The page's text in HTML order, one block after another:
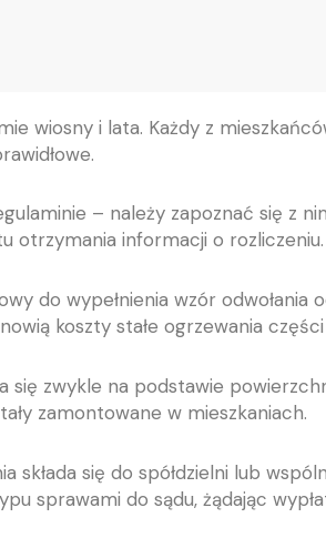
wiosny i lata. Każdy z
– należy zapoznać się z
otrzymania informacji o rozliczeniu.
do wypełnienia wzór odwołania
koszty stałe ogrzewania
zwykle na podstawie
zamontowane w mieszkaniach.
składa się do spółdzielni lub
sprawami do sądu, żądając